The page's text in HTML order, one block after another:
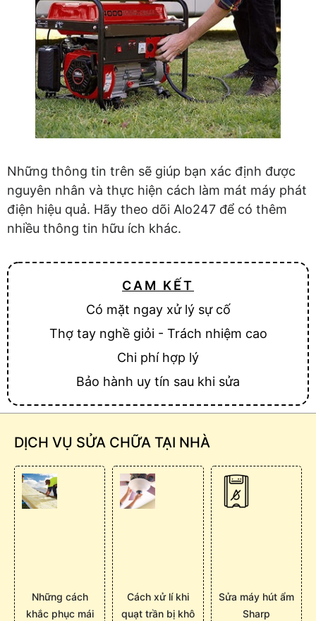
Những thông tin trên sẽ giúp bạn xác định được
nguyên nhân và thực hiện cách làm mát máy phát
điện hiệu quả. Hãy theo dõi Alo247 để có thêm
nhiều thông tin hữu ích khác.
CAM KẾT
Có mặt ngay xử lý sự cố
Thợ tay nghề giỏi - Trách nhiệm cao
Chi phí hợp lý
Bảo hành uy tín sau khi sửa
DỊCH VỤ SỬA CHỮA TẠI NHÀ
Những cách
khắc phục mái
Cách xử lí khi
quạt trần bị khô
Sửa máy hút ẩm
Sharp